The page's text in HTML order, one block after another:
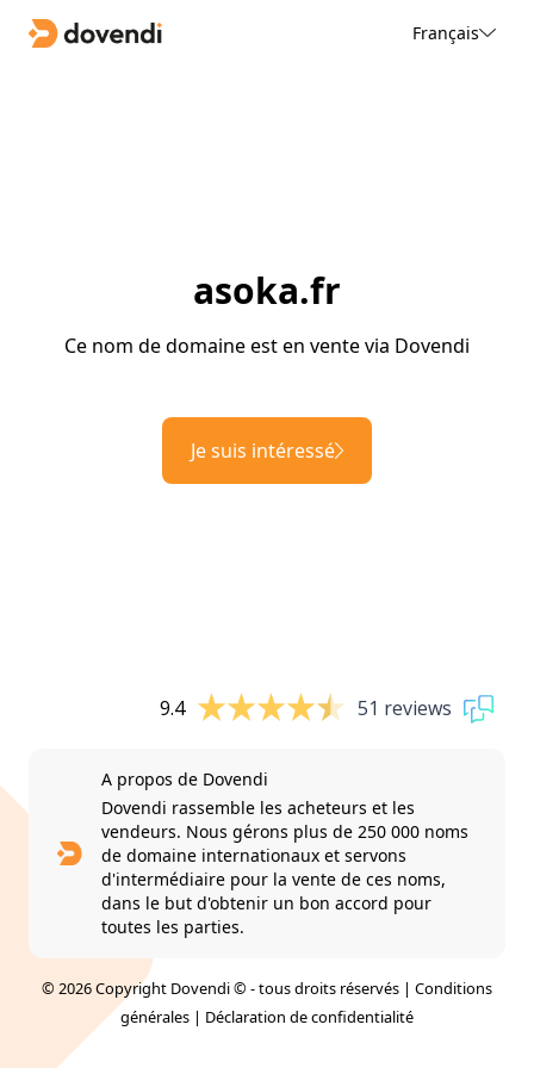
Français
asoka.fr
Ce nom de domaine est en vente via Dovendi
Je suis intéressé
9.4 51 reviews
A propos de Dovendi
Dovendi rassemble les acheteurs et les
vendeurs. Nous gérons plus de 250 000 noms
de domaine internationaux et servons
d'intermédiaire pour la vente de ces noms,
dans le but d'obtenir un bon accord pour
toutes les parties.
© 2026 Copyright Dovendi © - tous droits réservés | Conditions
générales | Déclaration de confidentialité